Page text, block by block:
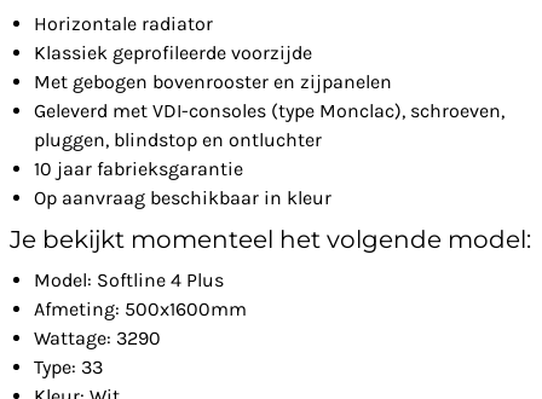
Horizontale radiator
Klassiek geprofileerde voorzijde
Met gebogen bovenrooster en zijpanelen
Geleverd met VDI-consoles (type Monclac), schroeven,
pluggen, blindstop en ontluchter
10 jaar fabrieksgarantie
Op aanvraag beschikbaar in kleur
Je bekijkt momenteel het volgende model:
Model: Softline 4 Plus
Afmeting: 500x1600mm
Wattage: 3290
Type: 33